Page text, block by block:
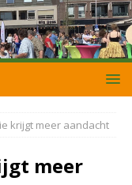
krijgt meer aandacht
meer